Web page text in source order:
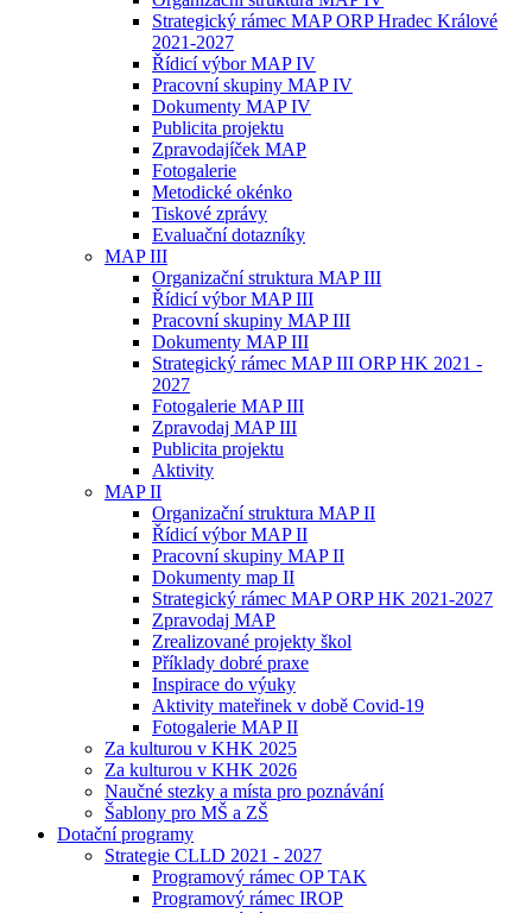
Strategický rámec MAP ORP Hradec Králové
2021-2027
Řídicí výbor MAP IV
Pracovní skupiny MAP IV
Dokumenty MAP IV
Publicita projektu
Zpravodajíček MAP
Fotogalerie
Metodické okénko
Tiskové zprávy
Evaluační dotazníky
MAP III
Organizační struktura MAP III
Řídicí výbor MAP III
Pracovní skupiny MAP III
Dokumenty MAP III
Strategický rámec MAP III ORP HK 2021 -
2027
Fotogalerie MAP III
Zpravodaj MAP III
Publicita projektu
Aktivity
MAP II
Organizační struktura MAP II
Řídicí výbor MAP II
Pracovní skupiny MAP II
Dokumenty map II
Strategický rámec MAP ORP HK 2021-2027
Zpravodaj MAP
Zrealizované projekty škol
Příklady dobré praxe
Inspirace do výuky
Aktivity mateřinek v době Covid-19
Fotogalerie MAP II
Za kulturou v KHK 2025
Za kulturou v KHK 2026
Naučné stezky a místa pro poznávání
Šablony pro MŠ a ZŠ
Dotační programy
Strategie CLLD 2021 - 2027
Programový rámec OP TAK
Programový rámec IROP